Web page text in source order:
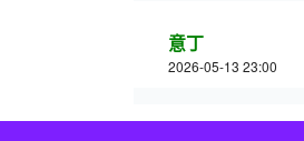
意丁
2026-05-13 23:00